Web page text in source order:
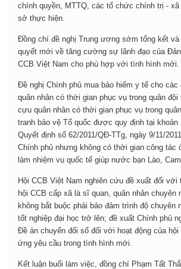
chính quyền, MTTQ, các tổ chức chính trị -
sở thực hiện.
Đồng chí đề nghị Trung ương sớm tổng kết và
quyết mới về tăng cường sự lãnh đạo của
CCB Việt Nam cho phù hợp với tình hình mới.
Đề nghị Chính phủ mua bảo hiểm y tế cho
quân nhân có thời gian phục vụ trong quân
cựu quân nhân có thời gian phục vụ trong
tranh bảo vệ Tổ quốc được quy định tại
Quyết định số 62/2011/QĐ-TTg, ngày 9/11/
Chính phủ nhưng không có thời gian công tác
làm nhiệm vụ quốc tế giúp nước bạn Lào,
Hội CCB Việt Nam nghiên cứu đề xuất đối với
hội CCB cấp xã là sĩ quan, quân nhân chuyên
không bắt buộc phải bảo đảm trình độ chuyên
tốt nghiệp đại học trở lên; đề xuất Chính phủ
Đề án chuyển đổi số đối với hoạt động của hội
ứng yêu cầu trong tình hình mới.
Kết luận buổi làm việc, đồng chí Phạm Tất